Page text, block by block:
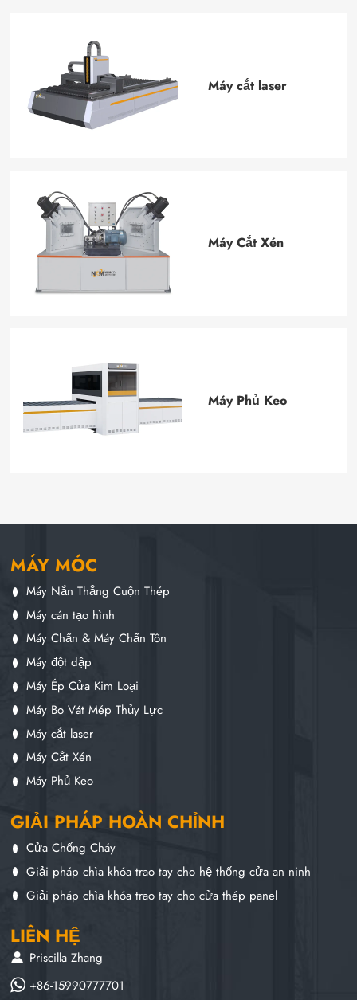
Máy cắt laser
Máy Cắt Xén
Máy Phủ Keo
MÁY MÓC
Máy Nắn Thẳng Cuộn Thép
Máy cán tạo hình
Máy Chấn & Máy Chấn Tôn
Máy đột dập
Máy Ép Cửa Kim Loại
Máy Bo Vát Mép Thủy Lực
Máy cắt laser
Máy Cắt Xén
Máy Phủ Keo
GIẢI PHÁP HOÀN CHỈNH
Cửa Chống Cháy
Giải pháp chìa khóa trao tay cho hệ thống cửa an ninh
Giải pháp chìa khóa trao tay cho cửa thép panel
LIÊN HỆ
Priscilla Zhang
+86-15990777701